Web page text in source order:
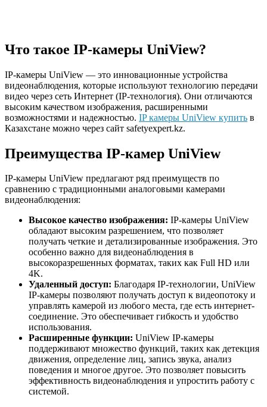
Что такое IP-камеры UniView?
IP-камеры UniView — это инновационные устройства
видеонаблюдения, которые используют технологию передачи
видео через сеть Интернет (IP-технология). Они отличаются
высоким качеством изображения, расширенными
возможностями и надежностью. IP камеры UniView купить в
Казахстане можно через сайт safetyexpert.kz.
Преимущества IP-камер UniView
IP-камеры UniView предлагают ряд преимуществ по
сравнению с традиционными аналоговыми камерами
видеонаблюдения:
Высокое качество изображения: IP-камеры UniView
обладают высоким разрешением, что позволяет
получать четкие и детализированные изображения. Это
особенно важно для видеонаблюдения в
высокоразрешенных форматах, таких как Full HD или
4K.
Удаленный доступ: Благодаря IP-технологии, UniView
IP-камеры позволяют получать доступ к видеопотоку и
управлять камерой из любого места, где есть интернет-
соединение. Это обеспечивает гибкость и удобство
использования.
Расширенные функции: UniView IP-камеры
поддерживают множество функций, таких как детекция
движения, определение лиц, запись звука, анализ
поведения и многое другое. Это позволяет повысить
эффективность видеонаблюдения и упростить работу с
системой.